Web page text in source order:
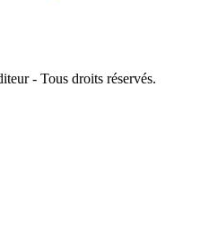
- Tous droits réservés.